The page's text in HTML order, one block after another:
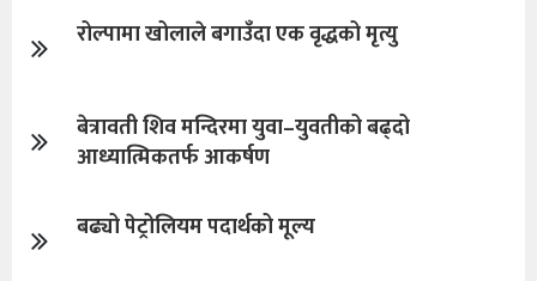
रोल्पामा खोलाले बगाउँदा एक वृद्धको मृत्यु
बेत्रावती शिव मन्दिरमा युवा–युवतीको बढ्दो
आध्यात्मिकतर्फ आकर्षण
बढ्यो पेट्रोलियम पदार्थको मूल्य